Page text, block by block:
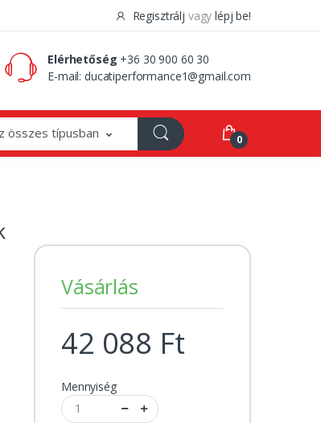
Regisztrálj vagy lépj be!
Elérhetőség +36 30 900 60 30
E-mail:ducatiperformance1@gmail.com
összes típusban 0
Vásárlás
42 088 Ft
Mennyiség